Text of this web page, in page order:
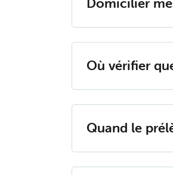
Do­mi­ci­lier
Où vé­ri­fier
Quand le